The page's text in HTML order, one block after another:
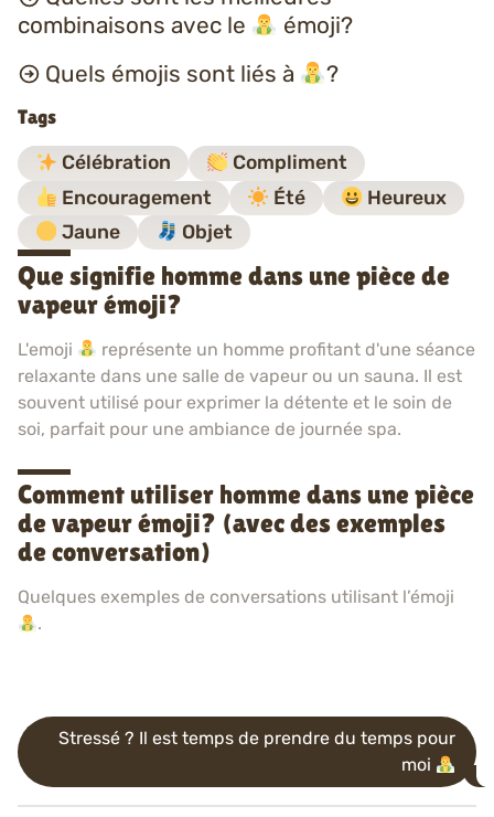
combinaisons avec le
émoji?
Quels émojis sont liés à
?
Tags
Célébration
Compliment
Encouragement
Été
Heureux
Jaune
Objet
Que signifie homme dans une pièce de
vapeur émoji?
L'emoji
représente un homme profitant d'une séance
relaxante dans une salle de vapeur ou un sauna. Il est
souvent utilisé pour exprimer la détente et le soin de
soi, parfait pour une ambiance de journée spa.
Comment utiliser homme dans une pièce
de vapeur émoji? (avec des exemples
de conversation)
Quelques exemples de conversations utilisant l’émoji
.
Stressé ? Il est temps de prendre du temps pour
moi